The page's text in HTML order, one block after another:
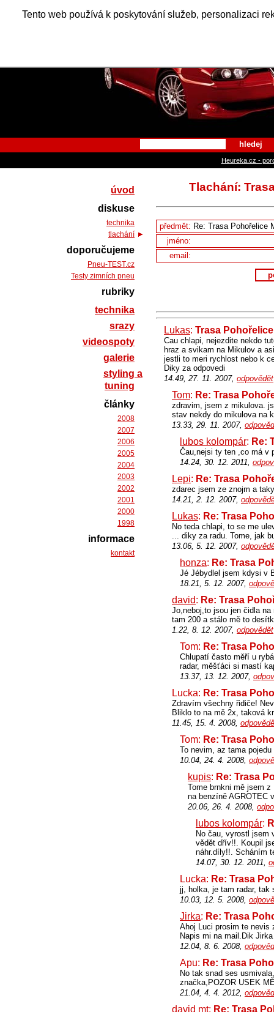
Tento web používá k poskytování služeb, personalizaci
Alfa
hledej
Heureka.cz -
Tlachání:
předmět:
jméno:
email:
Lukas: Trasa
Cau chlapi, nejezdite nekdo
hraz a svikam na Mikulov a
jestli to meri rychlost nebo k
Diky za odpovedi
14.49, 27. 11. 2007, odpovědět
Tom: Re: Trasa
zdravim, jsem z mikulova.
stav nekdy do mikulova na
13.33, 29. 11. 2007,
lubos kolompár: Re:
Čau,nejsi ty ten ,co má v
14.24, 30. 12. 2011,
Lepi: Re: Trasa
zdarec jsem ze znojm a
14.21, 2. 12. 2007,
Lukas: Re: Trasa
No teda chlapi, to se me
... diky za radu. Tome, jak
13.06, 5. 12. 2007,
honza: Re: Trasa
Jé Jébydlel jsem kdysi v
18.21, 5. 12. 2007,
david: Re: Trasa
Jo,neboj,to jsou jen čidla
tam 200 a stálo mě to
1.22, 8. 12. 2007, odpovědět
Tom: Re: Trasa
Chlupatí často měří u
radar, měšťáci si mastí
13.37, 13. 12. 2007,
Lucka: Re: Trasa
Zdravím všechny řidiče!
Bliklo to na mě 2x, taková
11.45, 15. 4. 2008,
Tom: Re: Trasa
To nevim, az tama
10.04, 24. 4. 2008,
kupis: Re: Trasa
Tome brnkni mě jsem
na benzíně AGROTEC
20.06, 26. 4. 2008,
lubos kolompár:
No čau, vyrostl jsem
vědět dřív!!. Koupil
náhr.díly!!. Scháním
14.07, 30. 12. 2011,
Lucka: Re: Trasa
jj, holka, je tam radar, tak
10.03, 12. 5. 2008,
Jirka: Re: Trasa
Ahoj Luci prosim te nevis
Napis mi na mail.Dik
12.04, 8. 6. 2008,
Apu: Re: Trasa
No tak snad ses
značka,POZOR USEK
21.04, 4. 4. 2012,
david mt: Re: Trasa
úvod
diskuse
technika
tlachání
doporučujeme
Pneu-TEST.cz
Testy zimních pneu
rubriky
technika
srazy
videospoty
galerie
styling a
tuning
články
2008
2007
2006
2005
2004
2003
2002
2001
2000
1998
informace
kontakt